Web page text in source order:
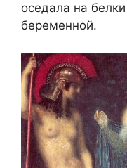
оседала на
беременной.